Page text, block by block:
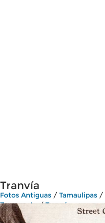
Tranvía
Fotos Antiguas / Tamaulipas /
Transporte/Tranvías